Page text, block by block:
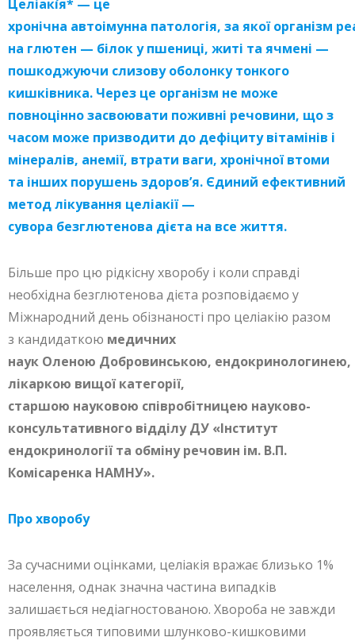
Целіакі́я* — це
хронічна автоімунна патологія, за якої організм
на глютен — білок у пшениці, житі та ячмені —
пошкоджуючи слизову оболонку тонкого
кишківника. Через це організм не може
повноцінно засвоювати поживні речовини, що з
часом може призводити до дефіциту вітамінів і
мінералів, анемії, втрати ваги, хронічної втоми
та інших порушень здоров’я. Єдиний ефективний
метод лікування целіакії —
сувора безглютенова дієта на все життя.
Більше про цю рідкісну хворобу і коли справді
необхідна безглютенова дієта розповідаємо у
Міжнародний день обізнаності про целіакію разом
з кандидаткою медичних
наук Оленою Добровинською, ендокринологинею,
лікаркою вищої категорії,
старшою науковою співробітницею науково-
консультативного відділу ДУ «Інститут
ендокринології та обміну речовин ім. В.П.
Комісаренка НАМНУ».
Про хворобу
За сучасними оцінками, целіакія вражає близько 1%
населення, однак значна частина випадків
залишається недіагностованою. Хвороба не завжди
проявляється типовими шлунково-кишковими